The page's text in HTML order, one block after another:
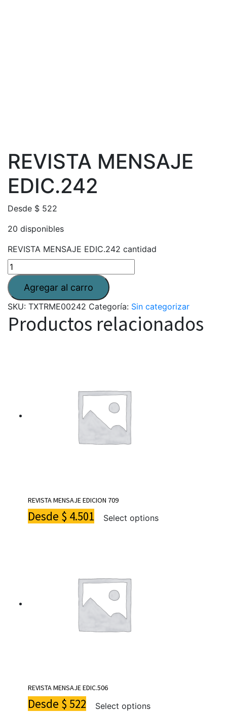
REVISTA MENSAJE
EDIC.242
Desde $ 522
20 disponibles
REVISTA MENSAJE EDIC.242 cantidad
SKU: TXTRME00242 Categoría: Sin categorizar
Productos relacionados
REVISTA MENSAJE EDICION 709
Desde $ 4.501 Select options
REVISTA MENSAJE EDIC.506
Desde $ 522 Select options